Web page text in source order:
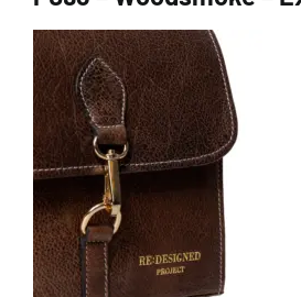
Tipps & Infos
Münster Yarn
Wollfestivals
Kontakt